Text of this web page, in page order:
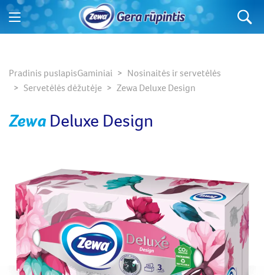
Pradinis puslapisGaminiai
Nosinaitės ir servetėlės
Servetėlės dėžutėje
Zewa Deluxe Design
Zewa Deluxe Design